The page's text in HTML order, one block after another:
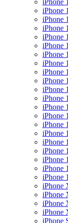
iPhone
iPhone
iPhone
iPhone
iPhone
iPhone
iPhone
iPhone
iPhone
iPhone
iPhone
iPhone
iPhone
iPhone
iPhone
iPhone
iPhone
iPhone
iPhone
iPhone
iPhone
iPhone
iPhone
iPhone
iPhone
iPhone